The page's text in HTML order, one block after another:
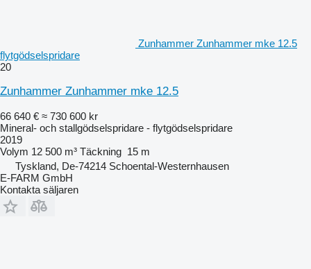
Zunhammer Zunhammer mke 12.5
flytgödselspridare
20
Zunhammer Zunhammer mke 12.5
66 640 € ≈ 730 600 kr
Mineral- och stallgödselspridare - flytgödselspridare
2019
Volym 12 500 m³ Täckning 15 m
Tyskland, De-74214 Schoental-Westernhausen
E-FARM GmbH
Kontakta säljaren